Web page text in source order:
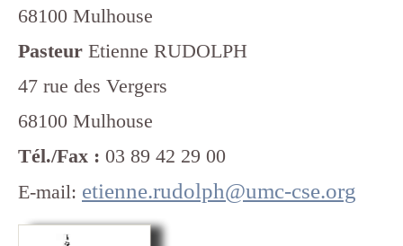
68100 Mulhouse
Pasteur Etienne RUDOLPH
47 rue des Vergers
68100 Mulhouse
Tél./Fax : 03 89 42 29 00
E-mail: etienne.rudolph@umc-cse.org